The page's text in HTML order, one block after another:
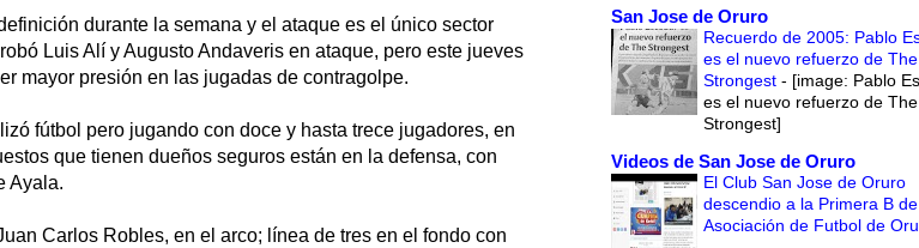
durante la semana y el ataque es el único sector
Luis Alí y Augusto Andaveris en ataque, pero este jueves
mayor presión en las jugadas de contragolpe.
fútbol pero jugando con doce y hasta trece jugadores, en
que tienen dueños seguros están en la defensa, con
Ayala.
Carlos Robles, en el arco; línea de tres en el fondo con
San Jose de Oruro
Recuerdo de 2005: Pablo
es el nuevo refuerzo de The
Strongest - [image: Pablo
es el nuevo refuerzo de The
Strongest]
Videos de San Jose de Oruro
El Club San Jose de Oruro
descendio a la Primera B
Asociación de Futbol de